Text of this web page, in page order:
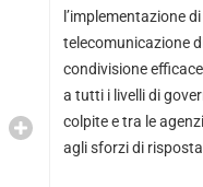
l’implementazione
telecomunicazione
condivisione
a tutti i livelli di
colpite e tra le
agli sforzi di